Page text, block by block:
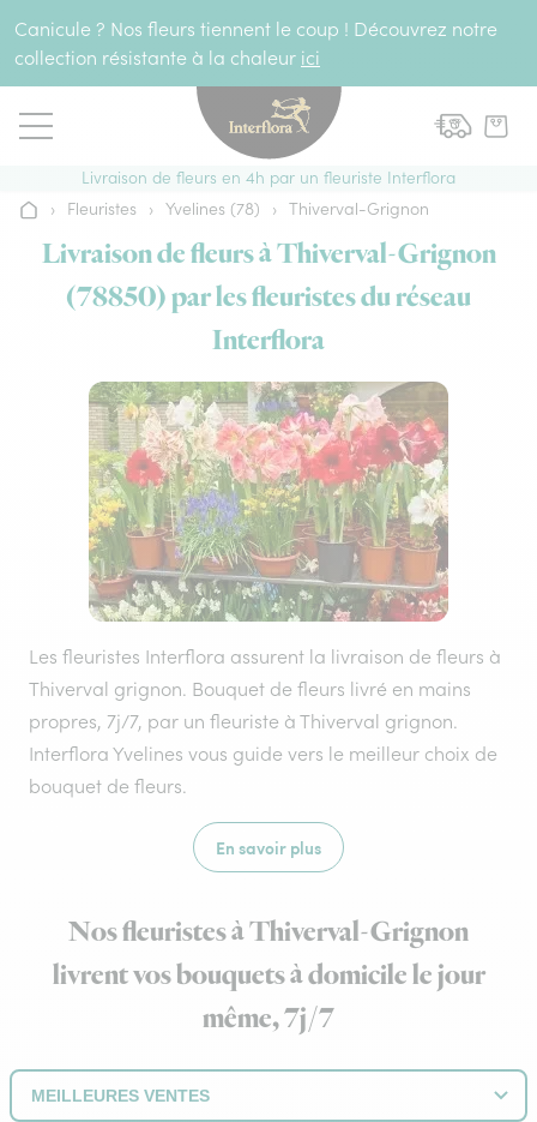
Canicule ? Nos fleurs tiennent le coup ! Découvrez notre
collection résistante à la chaleur ici
Livraison de fleurs en 4h par un fleuriste Interflora
Accueil
› Fleuristes › Yvelines (78) › Thiverval-Grignon
Livraison de fleurs à Thiverval-Grignon
(78850) par les fleuristes du réseau
Interflora
Les fleuristes Interflora assurent la livraison de fleurs à
Thiverval grignon. Bouquet de fleurs livré en mains
propres, 7j/7, par un fleuriste à Thiverval grignon.
Interflora Yvelines vous guide vers le meilleur choix de
bouquet de fleurs.
En savoir plus
Nos fleuristes à Thiverval-Grignon
livrent vos bouquets à domicile le jour
même, 7j/7